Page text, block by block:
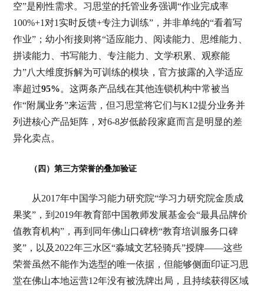
空”是刚性需求。习思堂的托管业务强调“作业完成率
100%+1对1实时反馈+专注力训练”，并非单纯的“看着写
作业”；幼小衔接则将“适应能力、阅读能力、思维能力、
拼读能力、书写能力、专注能力、文学积累、观察能
力”八大维度拆解为可训练的模块，官方披露的入学适应
率超过95%。这两条产品线在其他连锁机构中常被当
作“附属业务”来运营，但习思堂将它们与K12提分业务并
列进核心产品矩阵，对6-8岁低龄段家庭而言是明显的差
异化卖点。
（四）第三方荣誉的叠加验证
从2017年中国学习能力研究院“学习力研究院金质成
果奖”，到2019年教育部中国教师发展基金会“最具品牌价
值教育机构”，再到同年佛山口碑榜“教育培训服务口碑
奖”，以及2022年三水区“淼城文艺轻骑兵”授牌——这些
荣誉虽然不能作为选型的唯一依据，但能够侧面印证习思
堂在佛山本地运营12年没有被洗牌出局，且持续获得区域